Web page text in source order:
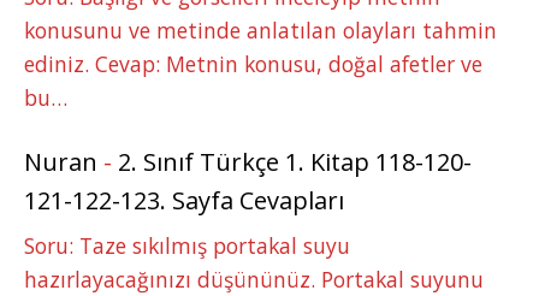
konusunu ve metinde anlatılan olayları tahmin
ediniz. Cevap: Metnin konusu, doğal afetler ve
bu…
Nuran - 2. Sınıf Türkçe 1. Kitap 118-120-
121-122-123. Sayfa Cevapları
Soru: Taze sıkılmış portakal suyu
hazırlayacağınızı düşününüz. Portakal suyunu